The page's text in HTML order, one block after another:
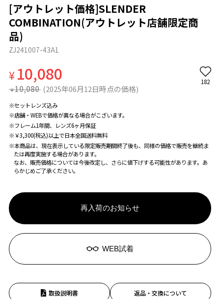
[アウトレット価格]SLENDER
COMBINATION(アウトレット店舗限定商
品)
ZJ241007-43A1
¥10,080
¥ 10,080 (2025年06月12日時点の価格)
182
※セットレンズ込み
※店舗・WEBで価格が異なる場合がこざいます。
※フレーム1年間、レンズ6ヶ月保証
※￥3,300(税込)以上で日本全国送料無料
※本商品は、現在表示している限定販売期間終了後も、同様の価格で販売を継続ま
たは再度実施する場合があります。
なお、販売価格については今後改定し、さらに値下げする可能性があります。あ
らかじめご了承ください。
再入荷のお知らせ
WEB試着
取扱説明書 返品・交換について